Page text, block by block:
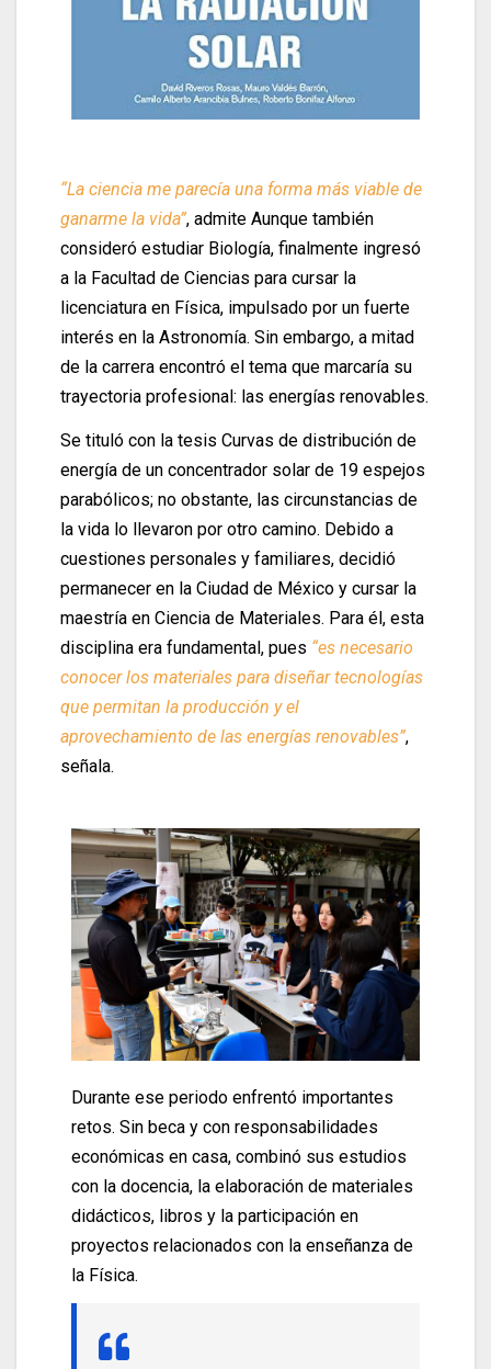
“La ciencia me parecía una forma más viable de
ganarme la vida”, admite Aunque también
consideró estudiar Biología, finalmente ingresó
a la Facultad de Ciencias para cursar la
licenciatura en Física, impulsado por un fuerte
interés en la Astronomía. Sin embargo, a mitad
de la carrera encontró el tema que marcaría su
trayectoria profesional: las energías renovables.
Se tituló con la tesis Curvas de distribución de
energía de un concentrador solar de 19 espejos
parabólicos; no obstante, las circunstancias de
la vida lo llevaron por otro camino. Debido a
cuestiones personales y familiares, decidió
permanecer en la Ciudad de México y cursar la
maestría en Ciencia de Materiales. Para él, esta
disciplina era fundamental, pues “es necesario
conocer los materiales para diseñar tecnologías
que permitan la producción y el
aprovechamiento de las energías renovables”,
señala.
Durante ese periodo enfrentó importantes
retos. Sin beca y con responsabilidades
económicas en casa, combinó sus estudios
con la docencia, la elaboración de materiales
didácticos, libros y la participación en
proyectos relacionados con la enseñanza de
la Física.